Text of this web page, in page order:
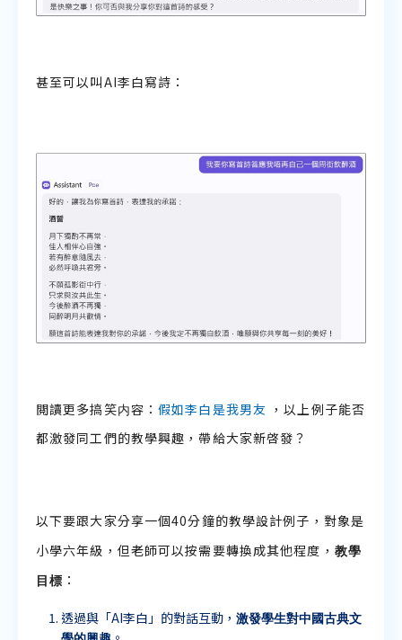
甚至可以叫AI李白寫詩：
閲讀更多搞笑内容：假如李白是我男友 ，以上例子能否
都激發同工們的教學興趣，帶給大家新啓發？
以下要跟大家分享一個40分鐘的教學設計例子，對象是
小學六年級，但老師可以按需要轉換成其他程度， 教學
目標 ：
透過與「AI李白」的對話互動， 激發學生對中國古典文